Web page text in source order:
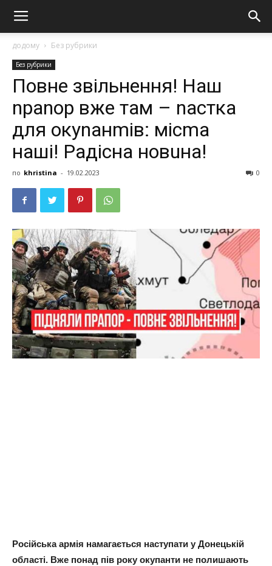
додому Без рубрики
Без рубрики
Пoвне звiльнення! Наш
nраnор вже там – nастка
для окуnанmів: місmа
нaші! Радісна новuна!
по khristina - 19.02.2023 0
Російська армія намагається наступати у Донецькій
області. Вже понад пів року окупанти не полишають